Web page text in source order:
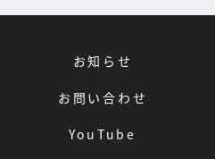
お知らせ
お問い合わせ
YouTube